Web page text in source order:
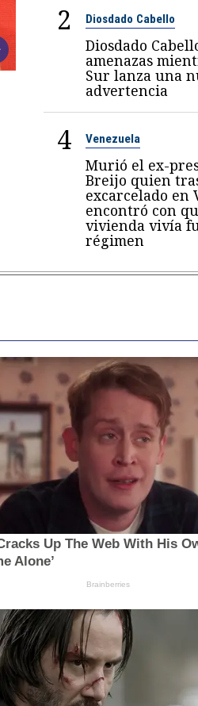
2 Diosdado Cabello
Diosdado
amenazas
Sur lanza una
advertencia
4 Venezuela
Murió el ex-
Breijo quien
excarcelado en
encontró con
vivienda vivía
régimen